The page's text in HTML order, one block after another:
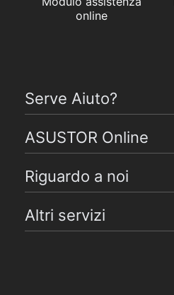
online
Serve Aiuto?
ASUSTOR Online
Riguardo a noi
Altri servizi